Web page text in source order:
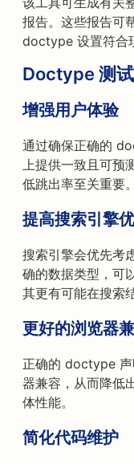
报告。这些报告可
doctype 设置符合
Doctype 测
增强用户体验
通过确保正确的
上提供一致且可预
低跳出率至关重要。
提高搜索引擎
搜索引擎会优先考
确的数据类型，可
其更有可能在搜索
更好的浏览器
正确的 doctype 声
器兼容，从而降低
体性能。
简化代码维护